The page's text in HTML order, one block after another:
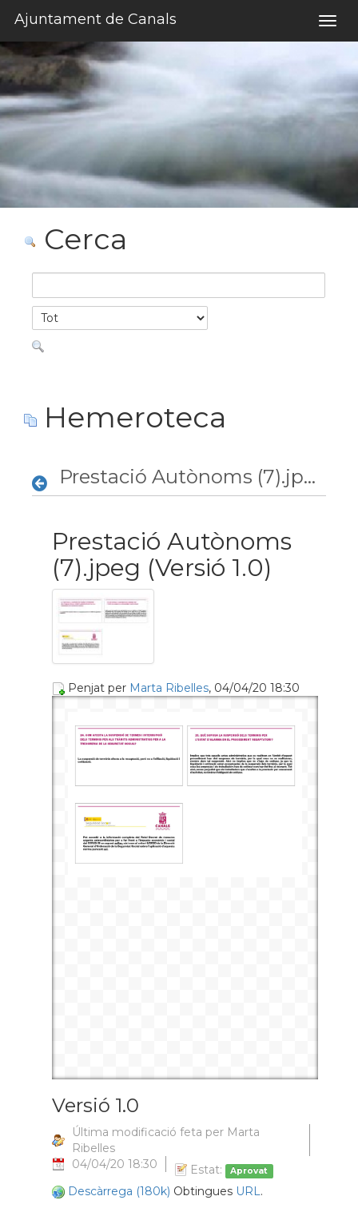
Ajuntament de Canals
Cerca
Hemeroteca
Prestació Autònoms (7).jpeg
Prestació Autònoms
(7).jpeg (Versió 1.0)
Penjat per Marta Ribelles, 04/04/20 18:30
Versió 1.0
Última modificació feta per Marta
Ribelles
04/04/20 18:30
Estat: Aprovat
Descàrrega (180k) Obtingues URL.